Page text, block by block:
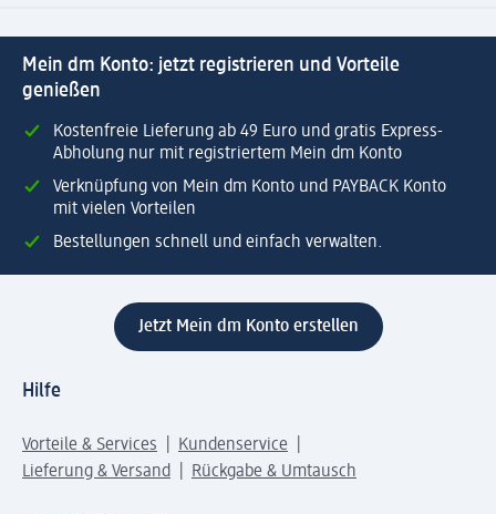
Mein dm Konto: jetzt registrieren und Vorteile
genießen
Kostenfreie Lieferung ab 49 Euro und gratis Express-
Abholung nur mit registriertem Mein dm Konto
Verknüpfung von Mein dm Konto und PAYBACK Konto
mit vielen Vorteilen
Bestellungen schnell und einfach verwalten.
Jetzt Mein dm Konto erstellen
Hilfe
Vorteile & Services
Kundenservice
Lieferung & Versand
Rückgabe & Umtausch